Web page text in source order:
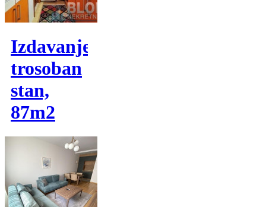
Izdavanje,
trosoban
stan,
87m2